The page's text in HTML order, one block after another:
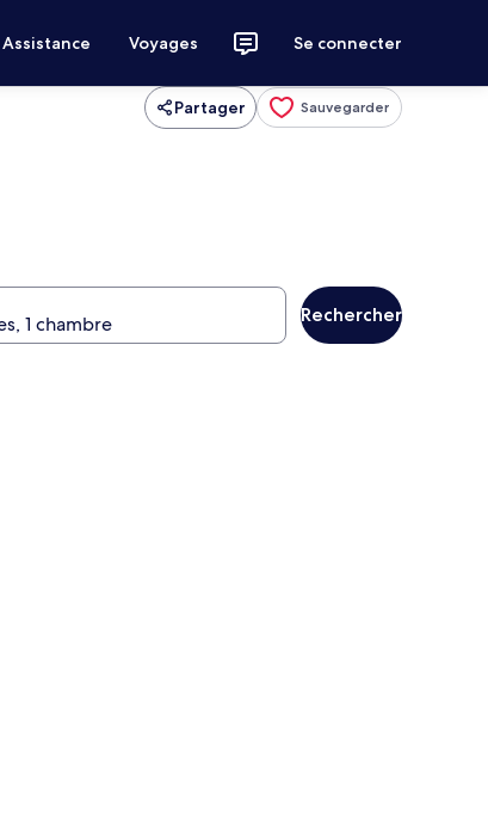
Assistance Voyages Se connecter
Partager Sauvegarder
Rechercher